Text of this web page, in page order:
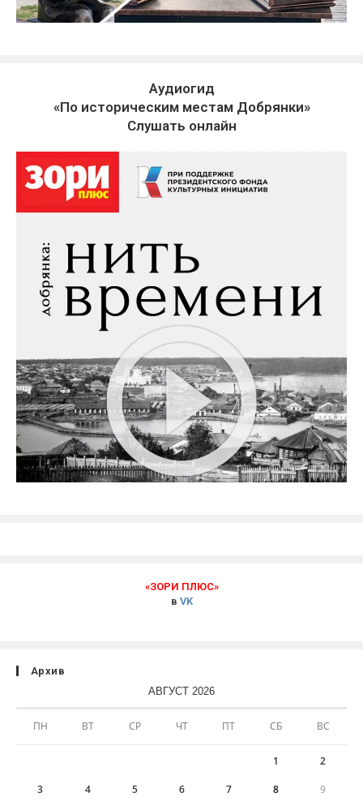
Аудиогид
«По историческим местам Добрянки»
Слушать онлайн
«ЗОРИ ПЛЮС»
в VK
Архив
АВГУСТ 2026
ПН ВТ СР ЧТ ПТ СБ ВС
1 2
3 4 5 6 7 8 9